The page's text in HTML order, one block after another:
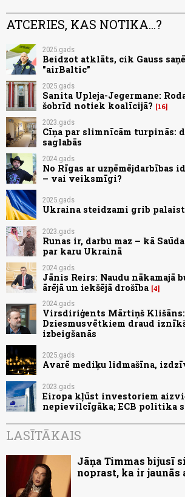
ATCERIES, KAS NOTIKA...?
2025.gads
Beidzot atklāts, cik Gauss
"airBaltic"
2025.gads
Sanita Upleja-Jegermane:
šobrīd notiek koalīcijā?
16
2023.gads
Cīņa par slimnīcām turpinās:
saglabās
2024.gads
No Rīgas ar uzņēmējdarbības
– vai veiksmīgi?
2025.gads
Ukraina steidzami grib palaist
2023.gads
Runas ir, darbu maz – kā
par karu Ukrainā
2024.gads
Jānis Reirs: Naudu nākamajā
ārējā un iekšējā drošība 4
2024.gads
Virsdiriģents Mārtiņš Klišāns:
Dziesmusvētkiem draud
izbeigšanās
2025.gads
Avarē mediķu lidmašīna,
2023.gads
Eiropa kļūst investoriem
nepievilcīgāka; ECB politika
LASĪTĀKAIS
Jāņa Timmas bijusī
noprast, ka ir jaunās